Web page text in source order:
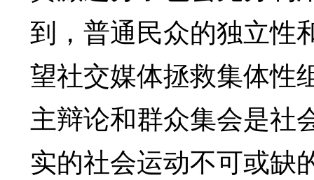
到，普通民众的独立性
望社交媒体拯救集体性
主辩论和群众集会是社
实的社会运动不可或缺